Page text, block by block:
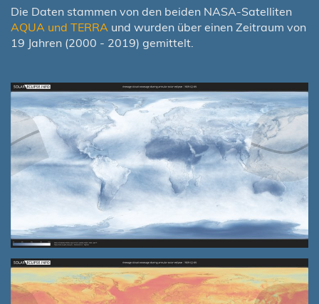
Die Daten stammen von den beiden NASA-Satelliten
AQUA und TERRA und wurden über einen Zeitraum von
19 Jahren (2000 - 2019) gemittelt.